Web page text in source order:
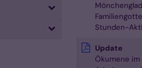
Stunden-
Update
Ökumene im